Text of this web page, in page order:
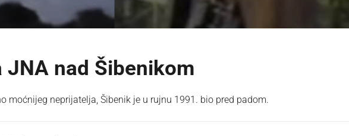
JNA nad Šibenikom
moćnijeg neprijatelja, Šibenik je u rujnu 1991. bio pred padom.